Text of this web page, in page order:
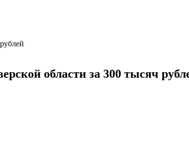
области за 300 тысяч